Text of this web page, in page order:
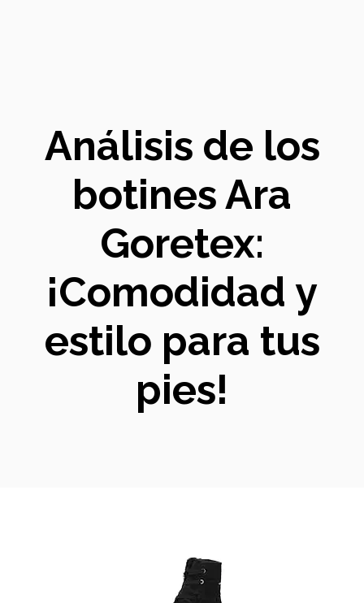
Análisis de los
botines Ara
Goretex:
¡Comodidad y
estilo para tus
pies!